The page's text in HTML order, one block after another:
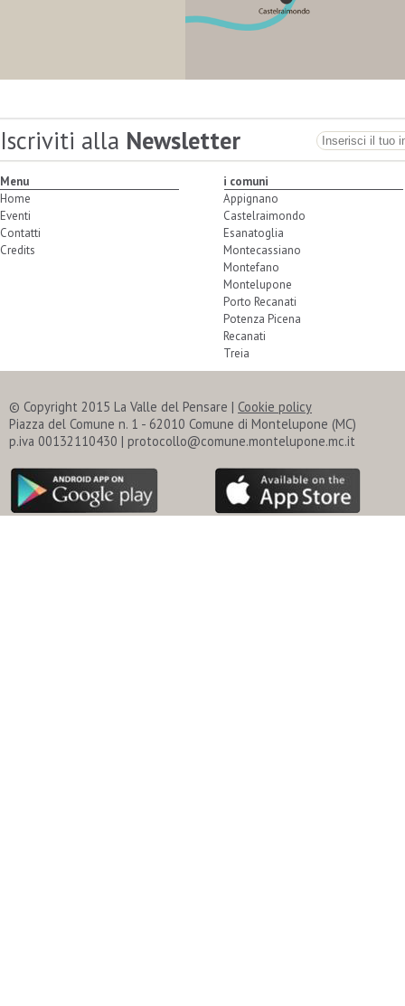
Iscriviti alla Newsletter
Menu
Home
Eventi
Contatti
Credits
i comuni
Appignano
Castelraimondo
Esanatoglia
Montecassiano
Montefano
Montelupone
Porto Recanati
Potenza Picena
Recanati
Treia
© Copyright 2015 La Valle del Pensare | Cookie policy
Piazza del Comune n. 1 - 62010 Comune di Montelupone (MC)
p.iva 00132110430 | protocollo@comune.montelupone.mc.it